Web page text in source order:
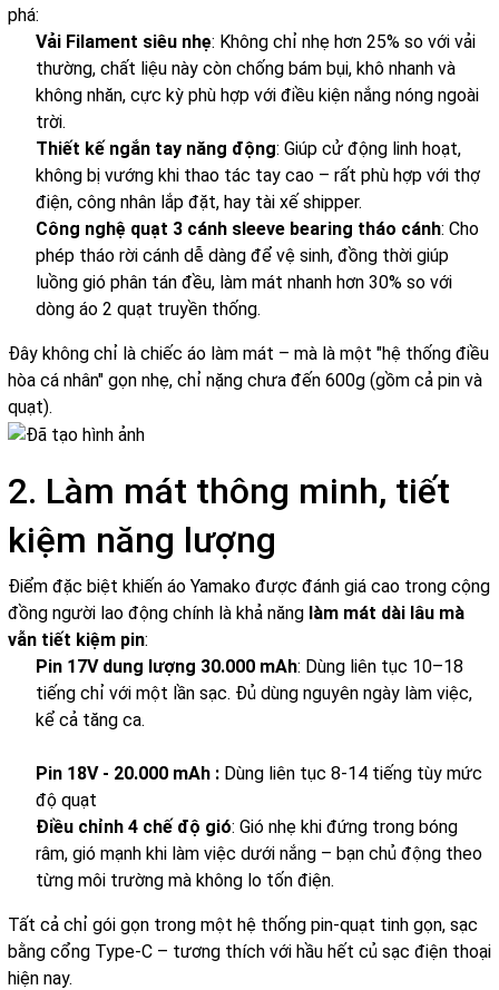
phá:
Vải Filament siêu nhẹ: Không chỉ nhẹ hơn 25% so với vải
thường, chất liệu này còn chống bám bụi, khô nhanh và
không nhăn, cực kỳ phù hợp với điều kiện nắng nóng ngoài
trời.
Thiết kế ngắn tay năng động: Giúp cử động linh hoạt,
không bị vướng khi thao tác tay cao – rất phù hợp với thợ
điện, công nhân lắp đặt, hay tài xế shipper.
Công nghệ quạt 3 cánh sleeve bearing tháo cánh: Cho
phép tháo rời cánh dễ dàng để vệ sinh, đồng thời giúp
luồng gió phân tán đều, làm mát nhanh hơn 30% so với
dòng áo 2 quạt truyền thống.
Đây không chỉ là chiếc áo làm mát – mà là một "hệ thống điều
hòa cá nhân" gọn nhẹ, chỉ nặng chưa đến 600g (gồm cả pin và
quạt).
2. Làm mát thông minh, tiết
kiệm năng lượng
Điểm đặc biệt khiến áo Yamako được đánh giá cao trong cộng
đồng người lao động chính là khả năng làm mát dài lâu mà
vẫn tiết kiệm pin:
Pin 17V dung lượng 30.000 mAh: Dùng liên tục 10–18
tiếng chỉ với một lần sạc. Đủ dùng nguyên ngày làm việc,
kể cả tăng ca.
Pin 18V - 20.000 mAh : Dùng liên tục 8-14 tiếng tùy mức
độ quạt
Điều chỉnh 4 chế độ gió: Gió nhẹ khi đứng trong bóng
râm, gió mạnh khi làm việc dưới nắng – bạn chủ động theo
từng môi trường mà không lo tốn điện.
Tất cả chỉ gói gọn trong một hệ thống pin-quạt tinh gọn, sạc
bằng cổng Type-C – tương thích với hầu hết củ sạc điện thoại
hiện nay.